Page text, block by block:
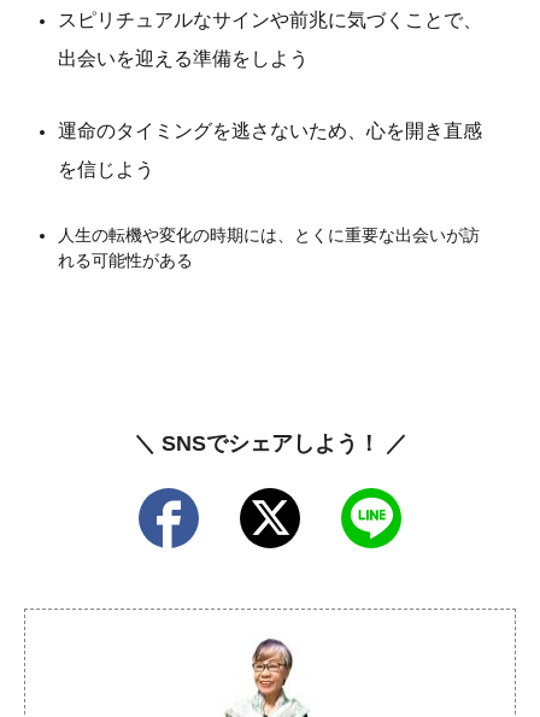
スピリチュアルなサインや前兆に気づくことで、
出会いを迎える準備をしよう
運命のタイミングを逃さないため、心を開き直感
を信じよう
人生の転機や変化の時期には、とくに重要な出会いが訪
れる可能性がある
＼ SNSでシェアしよう！ ／